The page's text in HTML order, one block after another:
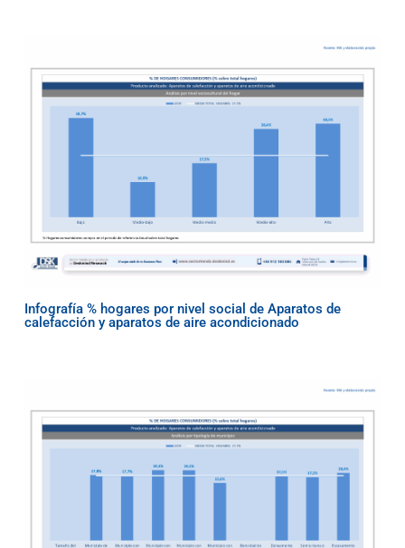
Infografía % hogares por nivel social de Aparatos de
calefacción y aparatos de aire acondicionado